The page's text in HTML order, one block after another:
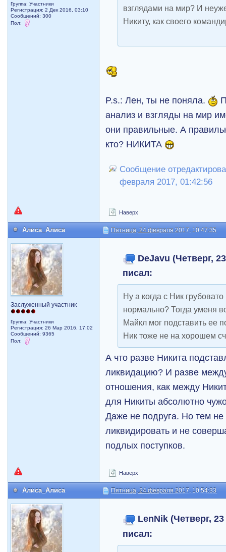
Группа: Участники
Регистрация: 2 Дек 2016, 03:10
Сообщений: 300
Пол:
взглядами на мир? И
Никиту, как своего
P.s.: Лен, ты не поняла.
анализ и взгляды на мир
они правильные. А
кто? НИКИТА
Сообщение
февраля 2017, 01:42:56
Наверх
Алиса_Алиса Пятница, 24 февраля 2017, 10:47:35
Заслуженный участник
Группа: Участники
Регистрация: 26 Мар 2016, 17:02
Сообщений: 9365
Пол:
DeJavu (Четверг,
писал:
Ну а когда с Ник
нормально? Тогда уменя
Майкл мог подставить ее
Ник тоже не на хорошем
А что разве Никита
ликвидацию? И разве
отношения, как между
для Никиты абсолютно
Даже не подруга. Но тем
ликвидировать и не
подлых поступков.
Наверх
Алиса_Алиса Пятница, 24 февраля 2017, 10:54:33
LenNik (Четверг,
писал: